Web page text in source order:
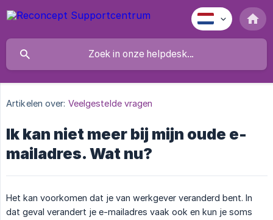
Artikelen over: Veelgestelde vragen
Ik kan niet meer bij mijn oude e-
mailadres. Wat nu?
Het kan voorkomen dat je van werkgever veranderd bent. In
dat geval verandert je e-mailadres vaak ook en kun je soms